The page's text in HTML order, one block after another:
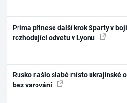
Prima přinese další krok Sparty v
rozhodující odvetu v Lyonu
Rusko našlo slabé místo ukrajinské
bez varování